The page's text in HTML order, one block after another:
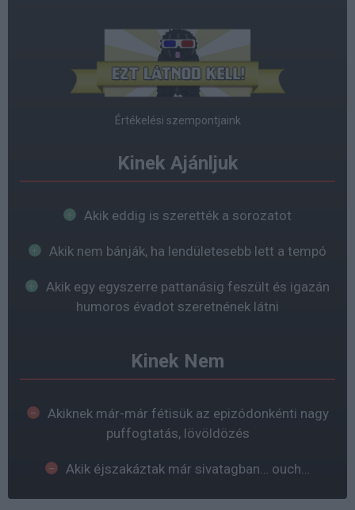
Értékelési szempontjaink
Kinek Ajánljuk
Akik eddig is szerették a sorozatot
Akik nem bánják, ha lendületesebb lett a tempó
Akik egy egyszerre pattanásig feszült és igazán
humoros évadot szeretnének látni
Kinek Nem
Akiknek már-már fétisük az epizódonkénti nagy
puffogtatás, lövöldözés
Akik éjszakáztak már sivatagban… ouch…